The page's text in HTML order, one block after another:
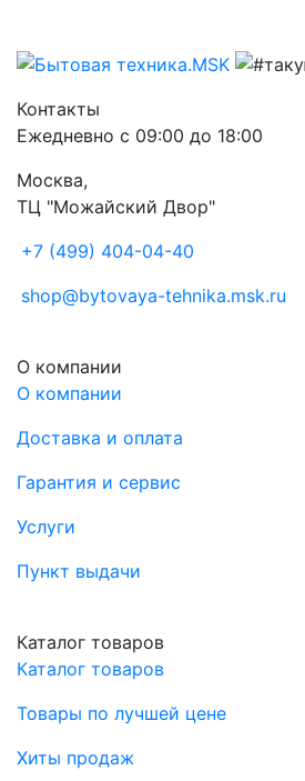
Контакты
Ежедневно с 09:00 до 18:00
Москва,
ТЦ "Можайский Двор"
+7 (499) 404-04-40
shop@bytovaya-tehnika.msk.ru
О компании
О компании
Доставка и оплата
Гарантия и сервис
Услуги
Пункт выдачи
Каталог товаров
Каталог товаров
Товары по лучшей цене
Хиты продаж